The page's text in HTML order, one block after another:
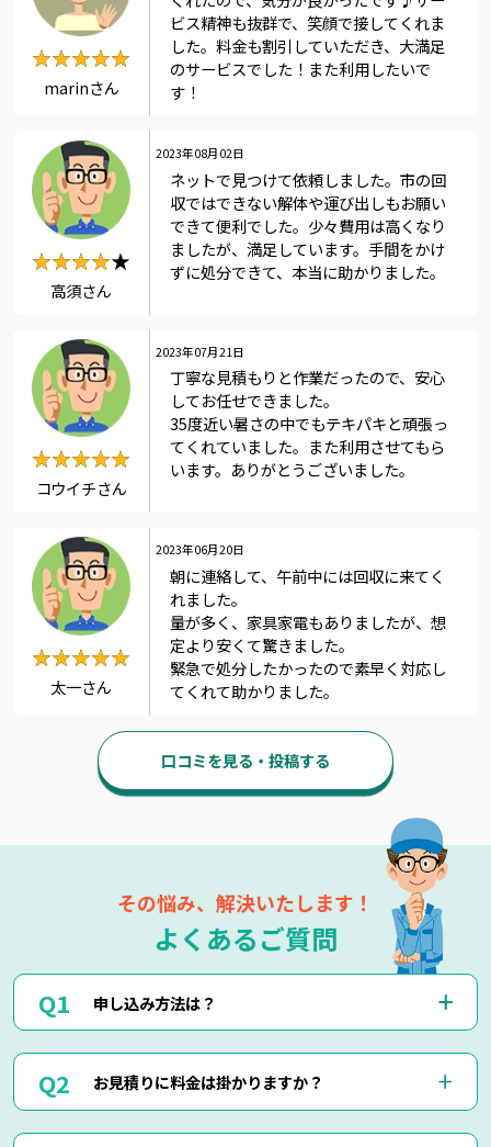
★★★★★
★★★★★
marinさん
ビス精神も抜群で、笑顔で接してくれま
した。料金も割引していただき、大満足
のサービスでした！また利用したいで
す！
2023年08月02日
★★★★★
★★★★
高須さん
ネットで見つけて依頼しました。市の回
収ではできない解体や運び出しもお願い
できて便利でした。少々費用は高くなり
ましたが、満足しています。手間をかけ
ずに処分できて、本当に助かりました。
2023年07月21日
★★★★★
★★★★★
コウイチさん
丁寧な見積もりと作業だったので、安心
してお任せできました。
35度近い暑さの中でもテキパキと頑張っ
てくれていました。また利用させてもら
います。ありがとうございました。
2023年06月20日
★★★★★
★★★★★
太一さん
朝に連絡して、午前中には回収に来てく
れました。
量が多く、家具家電もありましたが、想
定より安くて驚きました。
緊急で処分したかったので素早く対応し
てくれて助かりました。
口コミを見る・投稿する
その悩み、解決いたします！
よくあるご質問
申し込み方法は？
くださいませ。
お電話・メール・LINEにてご予約が可能です。
ご相談の際にご依頼作業の詳細や回収物の詳細など、ご説明
お見積りに料金は掛かりますか？